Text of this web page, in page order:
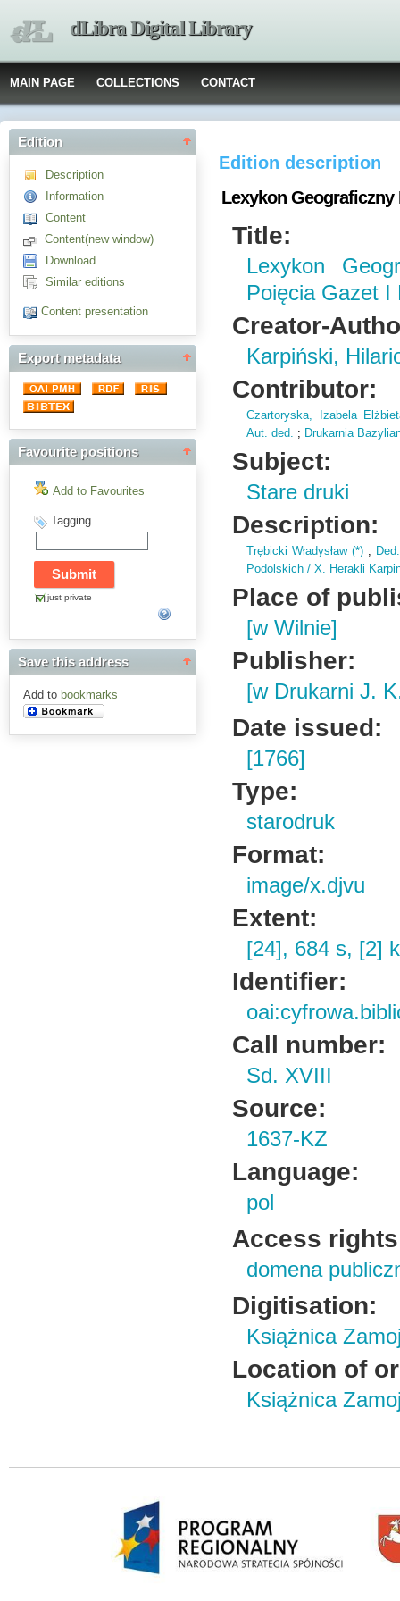
dLibra Digital Library
MAIN PAGE COLLECTIONS CONTACT
Edition
Description
Information
Content
Content(new window)
Download
Similar editions
Content presentation
Export metadata
Favourite positions
Add to Favourites
Tagging
just private
Save this address
Add to bookmarks
Edition description
Lexykon
Title:
Lexykon
Poięcia Gazet I
Creator-
Karpiński,
Contributor:
Czartoryska, Izabela
Aut. ded. ; Drukarnia
Subject:
Stare druki
Description:
Trębicki Władysław (*) ; Ded.
Podolskich / X. Herakli
Place of
[w Wilnie]
Publisher:
[w Drukarni J.
Date issued:
[1766]
Type:
starodruk
Format:
image/x.djvu
Extent:
[24], 684 s, [2]
Identifier:
Call number:
Sd. XVIII
Source:
1637-KZ
Language:
pol
Access
domena
Digitisation:
Książnica
Location of
Książnica